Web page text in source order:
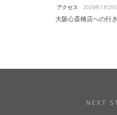
アクセス 2026年1月29
大阪心斎橋店への行
NEXT